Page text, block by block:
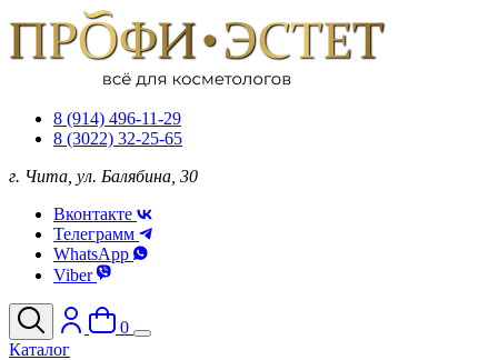
8 (914) 496-11-29
8 (3022) 32-25-65
г. Чита, ул. Балябина, 30
Вконтакте
Телеграмм
WhatsApp
Viber
0
Каталог